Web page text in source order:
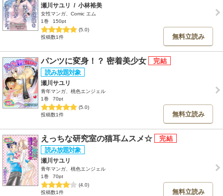
瀬川サユリ / 小林裕美
女性マンガ、Comic エム
1巻
150pt
(5.0)
投稿数1件
無料立読み
パンツに変身！？ 密着美少女
瀬川サユリ
青年マンガ、桃色エンジェル
1巻
70pt
(5.0)
投稿数1件
無料立読み
えっちな研究室の猫耳ムスメ☆
瀬川サユリ
青年マンガ、桃色エンジェル
1巻
70pt
(4.0)
投稿数1件
無料立読み